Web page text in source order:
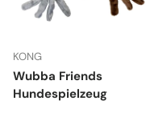
KONG
Wubba Friends
Hundespielzeug